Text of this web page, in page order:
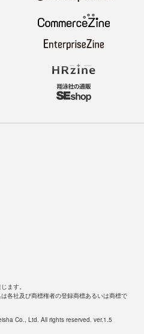
ます。
各社及び商標権者の登録商標あるいは商標で
Co., Ltd. All rights reserved. ver.1.5